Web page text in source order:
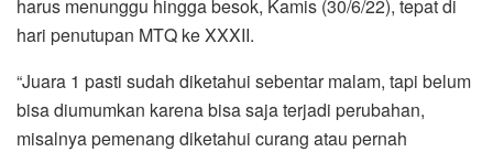
harus menunggu hingga besok, Kamis (30/6/22), tepat di
hari penutupan MTQ ke XXXII.
“Juara 1 pasti sudah diketahui sebentar malam, tapi belum
bisa diumumkan karena bisa saja terjadi perubahan,
misalnya pemenang diketahui curang atau pernah